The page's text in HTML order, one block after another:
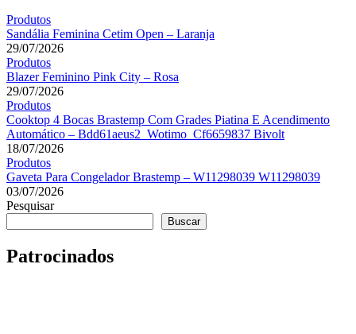
Produtos
Sandália Feminina Cetim Open – Laranja
29/07/2026
Produtos
Blazer Feminino Pink City – Rosa
29/07/2026
Produtos
Cooktop 4 Bocas Brastemp Com Grades Piatina E Acendimento
Automático – Bdd61aeus2_Wotimo_Cf6659837 Bivolt
18/07/2026
Produtos
Gaveta Para Congelador Brastemp – W11298039 W11298039
03/07/2026
Pesquisar
Buscar
Patrocinados